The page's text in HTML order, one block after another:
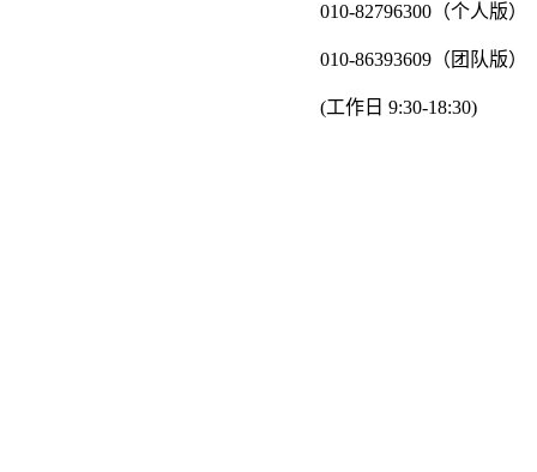
010-82796300（个人版）
010-86393609（团队版）
(工作日 9:30-18:30)